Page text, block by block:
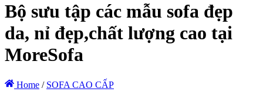
Bộ sưu tập các mẫu sofa đẹp
da, nỉ đẹp,chất lượng cao tại
MoreSofa
Home / SOFA CAO CẤP